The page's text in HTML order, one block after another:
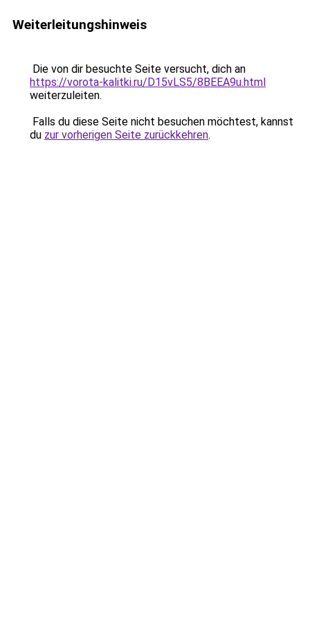
Weiterleitungshinweis
Die von dir besuchte Seite versucht, dich an
https://vorota-kalitki.ru/D15vLS5/8BEEA9u.html
weiterzuleiten.
Falls du diese Seite nicht besuchen möchtest, kannst
du zur vorherigen Seite zurückkehren.